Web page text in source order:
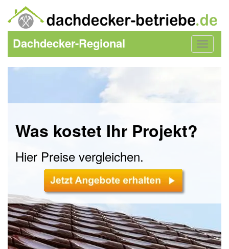
Toggle
Dachdecker-Regional
Was kostet Ihr Projekt?
Hier Preise vergleichen.